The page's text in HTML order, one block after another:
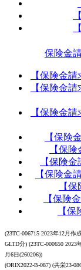
保険金
【保険金
【保険金
【保険金
【保険
【保
【保険
【保険金
【
【保険
【
(23TC-006715 2023年12月作
GLTD分) (23TC-000650 2023
月6日(260206))
(ORIX2022-B-087) (共栄23-